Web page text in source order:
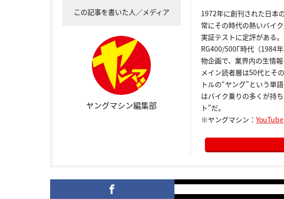
この記事を書いた人／メディア
ヤングマシン編集部
1972年に創刊された日本
常にその時代の熱いバイ
実証テストに定評がある
RG400/500Γ時代（1984
物企画で、業界内の生情
メイン読者層は50代とそ
トルの“ヤング”という単
はバイク乗りの多くが持
ト”だ。
※ヤングマシン： YouTube